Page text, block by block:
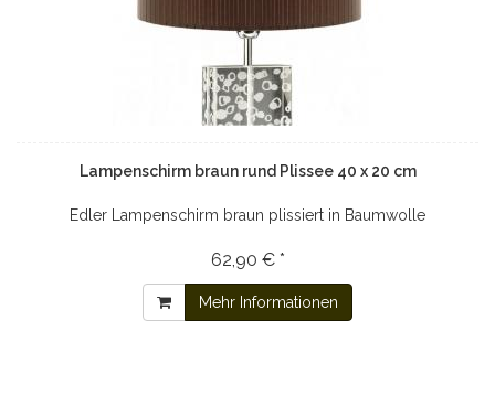
Lampenschirm braun rund Plissee 40 x 20 cm
Edler Lampenschirm braun plissiert in Baumwolle
62,90 € *
Mehr Informationen